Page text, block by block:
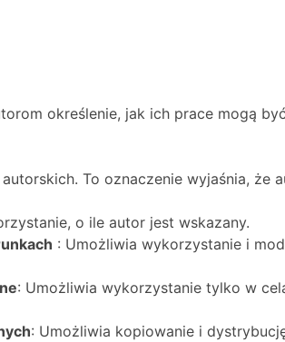
określenie, jak ich prace mogą
To oznaczenie wyjaśnia, że
o ile autor jest wskazany.
: Umożliwia wykorzystanie i
: Umożliwia wykorzystanie tylko w
: Umożliwia kopiowanie i